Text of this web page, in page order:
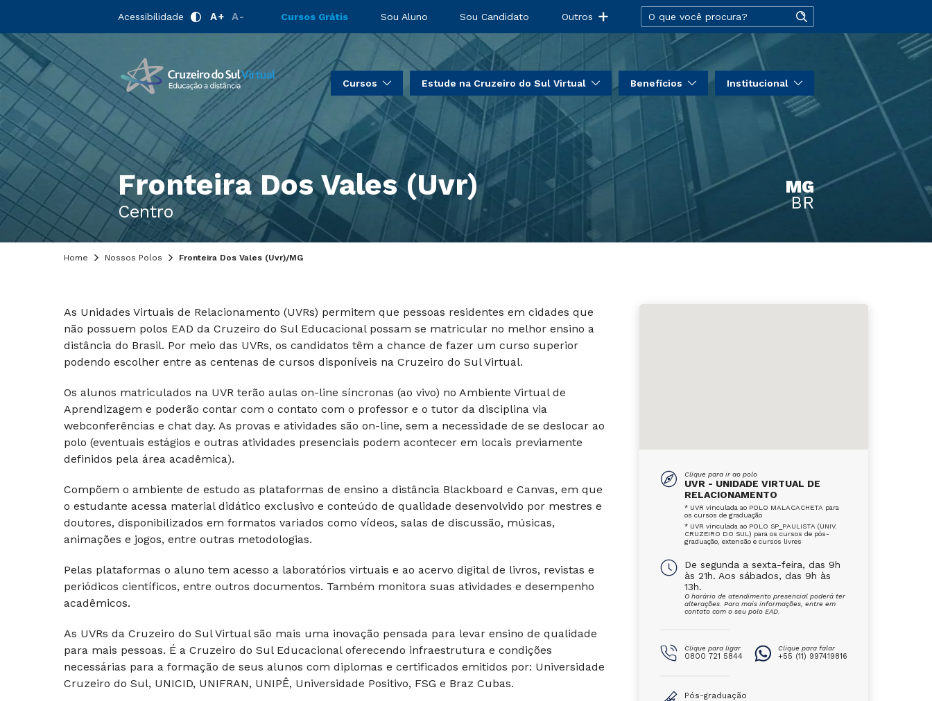
Acessibilidade A+ A- Cursos Grátis Sou Aluno Sou Candidato Outros
Cursos Estude na Cruzeiro do Sul Virtual Benefícios Institucional
Fronteira Dos Vales (Uvr)
Centro
MG
BR
Home Nossos Polos Fronteira Dos Vales (Uvr)/MG
As Unidades Virtuais de Relacionamento (UVRs) permitem que pessoas residentes em cidades que
não possuem polos EAD da Cruzeiro do Sul Educacional possam se matricular no melhor ensino a
distância do Brasil. Por meio das UVRs, os candidatos têm a chance de fazer um curso superior
podendo escolher entre as centenas de cursos disponíveis na Cruzeiro do Sul Virtual.
Os alunos matriculados na UVR terão aulas on-line síncronas (ao vivo) no Ambiente Virtual de
Aprendizagem e poderão contar com o contato com o professor e o tutor da disciplina via
webconferências e chat day. As provas e atividades são on-line, sem a necessidade de se deslocar ao
polo (eventuais estágios e outras atividades presenciais podem acontecer em locais previamente
definidos pela área acadêmica).
Compõem o ambiente de estudo as plataformas de ensino a distância Blackboard e Canvas, em que
o estudante acessa material didático exclusivo e conteúdo de qualidade desenvolvido por mestres e
doutores, disponibilizados em formatos variados como vídeos, salas de discussão, músicas,
animações e jogos, entre outras metodologias.
Pelas plataformas o aluno tem acesso a laboratórios virtuais e ao acervo digital de livros, revistas e
periódicos científicos, entre outros documentos. Também monitora suas atividades e desempenho
acadêmicos.
As UVRs da Cruzeiro do Sul Virtual são mais uma inovação pensada para levar ensino de qualidade
para mais pessoas. É a Cruzeiro do Sul Educacional oferecendo infraestrutura e condições
necessárias para a formação de seus alunos com diplomas e certificados emitidos por: Universidade
Cruzeiro do Sul, UNICID, UNIFRAN, UNIPÊ, Universidade Positivo, FSG e Braz Cubas.
Clique para ir ao polo
UVR - UNIDADE VIRTUAL DE
RELACIONAMENTO
* UVR vinculada ao POLO MALACACHETA para
os cursos de graduação
* UVR vinculada ao POLO SP_PAULISTA (UNIV.
CRUZEIRO DO SUL) para os cursos de pós-
graduação, extensão e cursos livres
De segunda a sexta-feira, das 9h
às 21h. Aos sábados, das 9h às
13h.
O horário de atendimento presencial poderá ter
alterações. Para mais informações, entre em
contato com o seu polo EAD.
Clique para ligar
0800 721 5844
Clique para falar
+55 (11) 997419816
Pós-graduação